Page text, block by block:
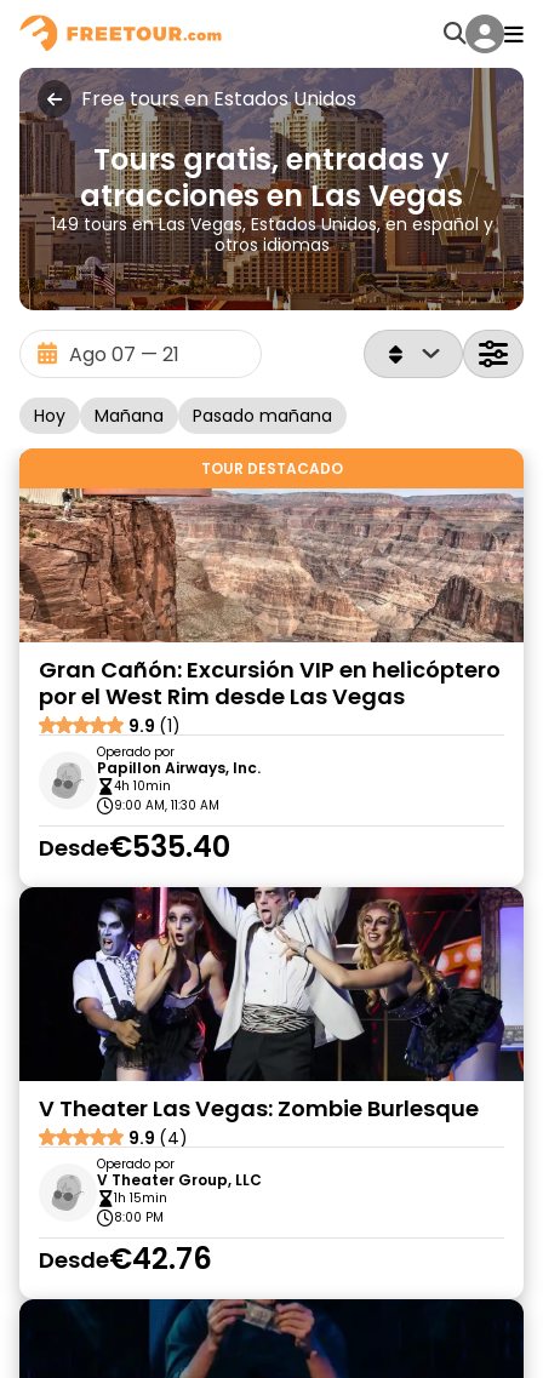
Free tours en Estados Unidos
Tours gratis, entradas y
atracciones en Las Vegas
149 tours en Las Vegas, Estados Unidos, en español y
otros idiomas
Hoy Mañana Pasado mañana
TOUR DESTACADO
Gran Cañón: Excursión VIP en helicóptero
por el West Rim desde Las Vegas
9.9 (1)
Operado por
Papillon Airways, Inc.
4h 10min
9:00 AM, 11:30 AM
Desde€535.40
V Theater Las Vegas: Zombie Burlesque
9.9 (4)
Operado por
V Theater Group, LLC
1h 15min
8:00 PM
Desde€42.76